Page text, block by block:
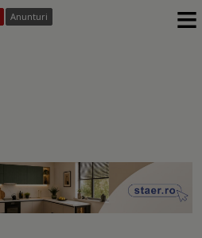
Anunturi ≡